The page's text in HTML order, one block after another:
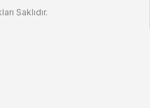
Saklıdır.